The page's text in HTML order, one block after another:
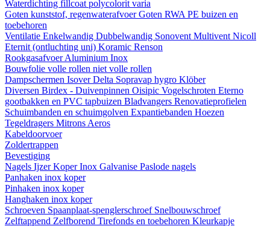
Waterdichting fillcoat polycolorit varia
Goten kunststof, regenwaterafvoerGoten RWA PE buizen en
toebehoren
Ventilatie Enkelwandig Dubbelwandig Sonovent Multivent Nicoll
Eternit (ontluchting uni) Koramic Renson
RookgasafvoerAluminium Inox
Bouwfolie volle rollen niet volle rollen
Dampschermen IsoverDelta Sopravap hygro Klöber
Diversen Birdex - Duivenpinnen Oisipic Vogelschroten Eterno
gootbakken en PVC tapbuizen Bladvangers Renovatieprofielen
Schuimbanden en schuimgolven Expantiebanden Hoezen
Tegeldragers Mitrons Aeros
Kabeldoorvoer
Zoldertrappen
Bevestiging
Nagels IjzerKoperInox Galvanise Paslode nagels
Panhaken inox koper
Pinhaken inox koper
Hanghaken inox koper
Schroeven Spaanplaat-spenglerschroef Snelbouwschroef
Zelftappend Zelfborend Tirefonds en toebehoren Kleurkapje